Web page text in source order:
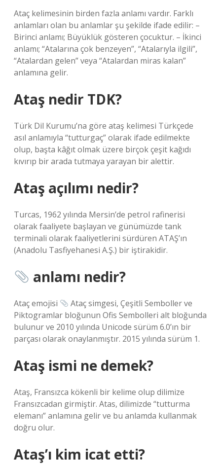
Ataç kelimesinin birden fazla anlamı vardır. Farklı
anlamları olan bu anlamlar şu şekilde ifade edilir: –
Birinci anlamı; Büyüklük gösteren çocuktur. – İkinci
anlamı; “Atalarına çok benzeyen”, “Atalarıyla ilgili”,
“Atalardan gelen” veya “Atalardan miras kalan”
anlamına gelir.
Ataş nedir TDK?
Türk Dil Kurumu’na göre ataş kelimesi Türkçede
asıl anlamıyla “tutturgaç” olarak ifade edilmekte
olup, başta kâğıt olmak üzere birçok çeşit kağıdı
kıvırıp bir arada tutmaya yarayan bir alettir.
Ataş açılımı nedir?
Turcas, 1962 yılında Mersin’de petrol rafinerisi
olarak faaliyete başlayan ve günümüzde tank
terminali olarak faaliyetlerini sürdüren ATAŞ’ın
(Anadolu Tasfiyehanesi A.Ş.) bir iştirakidir.
anlamı nedir?
Ataç emojisi
Ataç simgesi, Çeşitli Semboller ve
Piktogramlar bloğunun Ofis Sembolleri alt bloğunda
bulunur ve 2010 yılında Unicode sürüm 6.0’ın bir
parçası olarak onaylanmıştır. 2015 yılında sürüm 1.
Ataş ismi ne demek?
Ataş, Fransızca kökenli bir kelime olup dilimize
Fransızcadan girmiştir. Atas, dilimizde “tutturma
elemanı” anlamına gelir ve bu anlamda kullanmak
doğru olur.
Ataş’ı kim icat etti?